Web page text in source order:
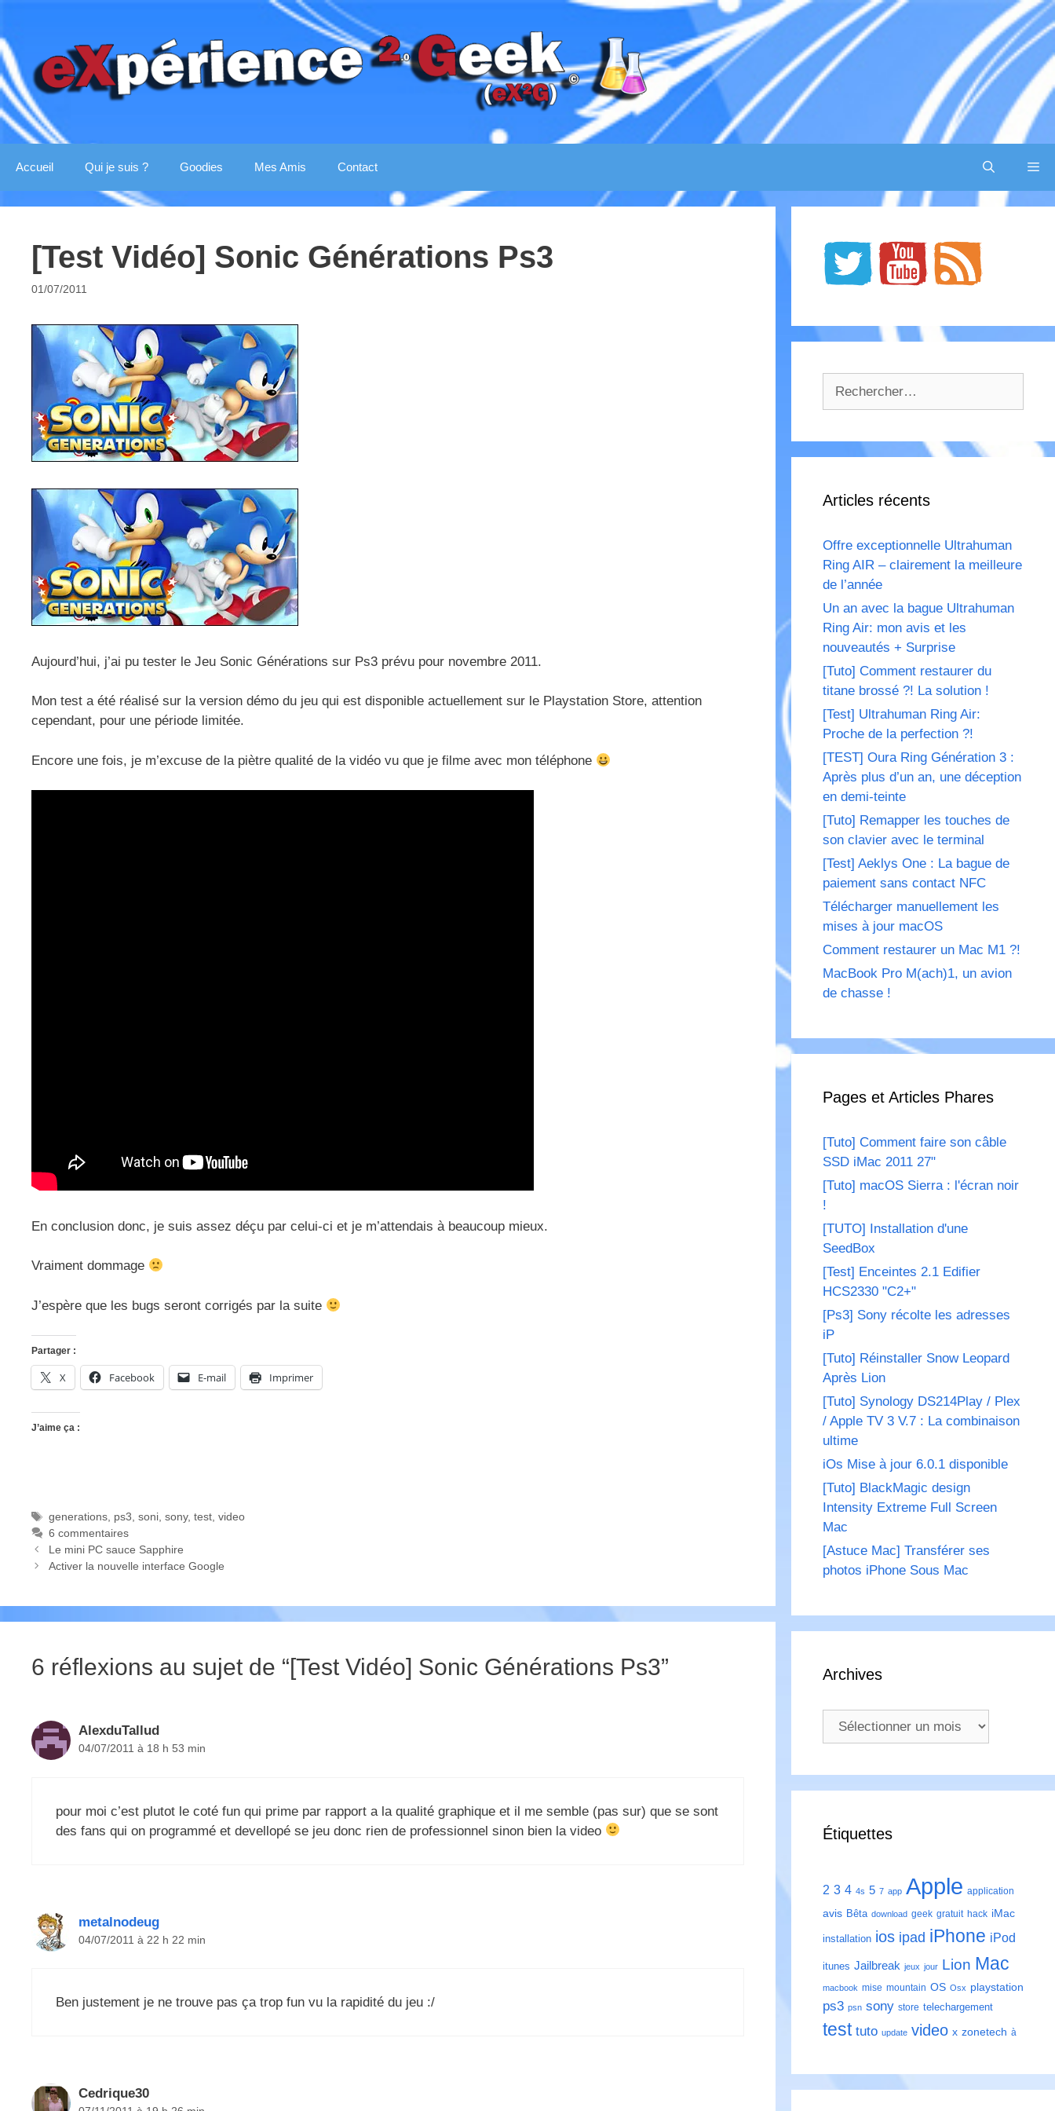
contenu
Accueil Qui je suis ? Goodies Mes Amis Contact
[Test Vidéo] Sonic Générations Ps3
01/07/2011
Aujourd’hui, j’ai pu tester le Jeu Sonic Générations sur Ps3 prévu pour novembre 2011.
Mon test a été réalisé sur la version démo du jeu qui est disponible actuellement sur le Playstation Store, attention
cependant, pour une période limitée.
Encore une fois, je m’excuse de la piètre qualité de la vidéo vu que je filme avec mon téléphone
En conclusion donc, je suis assez déçu par celui-ci et je m’attendais à beaucoup mieux.
Vraiment dommage
J’espère que les bugs seront corrigés par la suite
Partager :
X Facebook E-mail Imprimer
J’aime ça :
Étiquettes
generations, ps3, soni, sony, test, video
6 commentaires
Le mini PC sauce Sapphire
Activer la nouvelle interface Google
6 réflexions au sujet de “[Test Vidéo] Sonic Générations Ps3”
AlexduTallud
04/07/2011 à 18 h 53 min
pour moi c’est plutot le coté fun qui prime par rapport a la qualité graphique et il me semble (pas sur) que se sont
des fans qui on programmé et devellopé se jeu donc rien de professionnel sinon bien la video
metalnodeug
04/07/2011 à 22 h 22 min
Ben justement je ne trouve pas ça trop fun vu la rapidité du jeu :/
Cedrique30
Articles récents
Offre exceptionnelle Ultrahuman
Ring AIR – clairement la meilleure
de l’année
Un an avec la bague Ultrahuman
Ring Air: mon avis et les
nouveautés + Surprise
[Tuto] Comment restaurer du
titane brossé ?! La solution !
[Test] Ultrahuman Ring Air:
Proche de la perfection ?!
[TEST] Oura Ring Génération 3 :
Après plus d’un an, une déception
en demi-teinte
[Tuto] Remapper les touches de
son clavier avec le terminal
[Test] Aeklys One : La bague de
paiement sans contact NFC
Télécharger manuellement les
mises à jour macOS
Comment restaurer un Mac M1 ?!
MacBook Pro M(ach)1, un avion
de chasse !
Pages et Articles Phares
[Tuto] Comment faire son câble
SSD iMac 2011 27"
[Tuto] macOS Sierra : l'écran noir
!
[TUTO] Installation d'une
SeedBox
[Test] Enceintes 2.1 Edifier
HCS2330 "C2+"
[Ps3] Sony récolte les adresses
iP
[Tuto] Réinstaller Snow Leopard
Après Lion
[Tuto] Synology DS214Play / Plex
/ Apple TV 3 V.7 : La combinaison
ultime
iOs Mise à jour 6.0.1 disponible
[Tuto] BlackMagic design
Intensity Extreme Full Screen
Mac
[Astuce Mac] Transférer ses
photos iPhone Sous Mac
Archives
Archives
Étiquettes
2 3 4 4s 5 7 app Apple application
avis Bêta download geek gratuit hack iMac
installation ios ipad iPhone iPod
itunes Jailbreak jeux jour Lion Mac
macbook mise mountain OS Osx playstation
ps3 psn sony store telechargement
test tuto update video x zonetech à